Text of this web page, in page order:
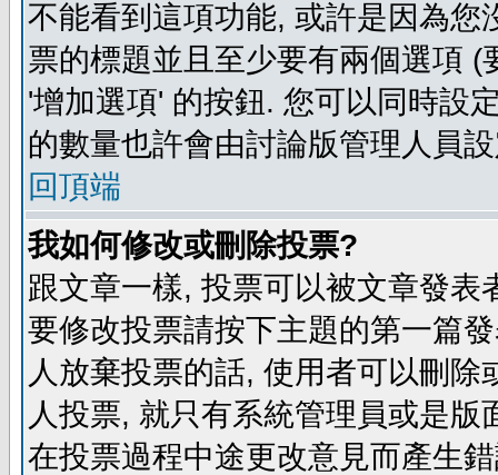
不能看到這項功能, 或許是因為
票的標題並且至少要有兩個選項
'增加選項' 的按鈕. 您可以同時設
的數量也許會由討論版管理人員
回頂端
我如何修改或刪除投票?
跟文章一樣, 投票可以被文章發
要修改投票請按下主題的第一篇
人放棄投票的話, 使用者可以刪
人投票, 就只有系統管理員或是
在投票過程中途更改意見而產生